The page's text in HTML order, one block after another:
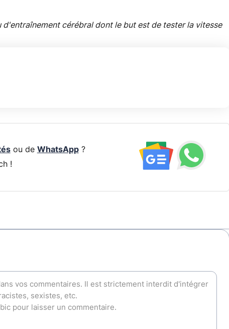
d'entraînement cérébral dont le but est de tester la vitesse
ou de WhatsApp?
!